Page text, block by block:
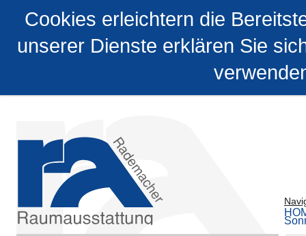
Cookies erleichtern die
unserer Dienste erklären Sie